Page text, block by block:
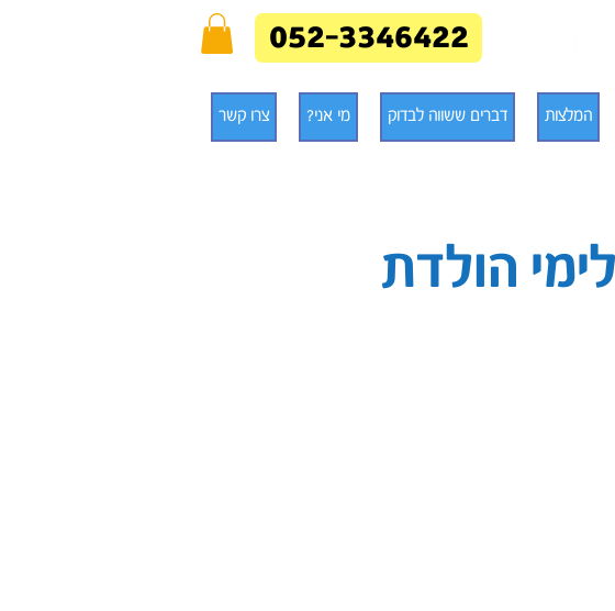
052-3346422
המלצות דברים ששווה לבדוק מי אני? צרו קשר
הולדת